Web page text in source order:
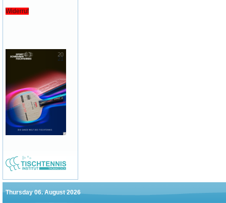
Widerruf
Thursday 06. August 2026